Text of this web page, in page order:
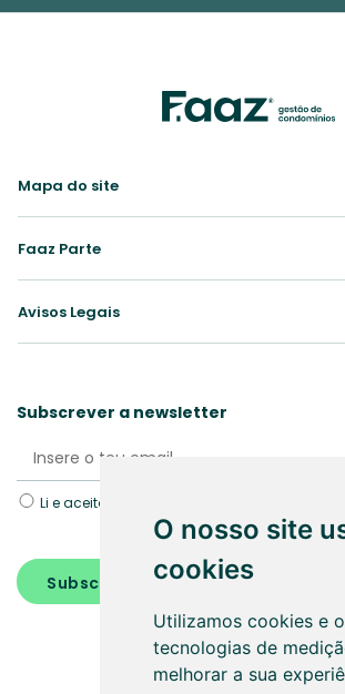
O nosso site
cookies
Utilizamos cookies e
tecnologias de
melhorar a sua
Mapa do site
Faaz Parte
Avisos Legais
Subscrever a newsletter
Li e aceito a Política de
Subscrever